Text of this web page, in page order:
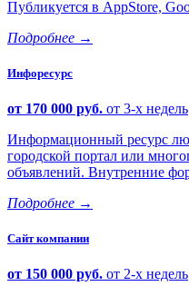
Публикуется в AppStore,
Подробнее →
Инфоресурс
от 170 000 руб. от 3-х недель
Информационный ресурс
городской портал или
объявлений. Внутренние
Подробнее →
Сайт компании
от 150 000 руб. от 2-х недель